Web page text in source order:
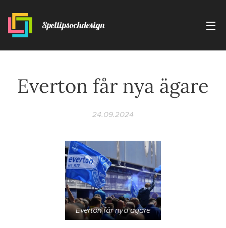
Speltipsochdesign
Everton får nya ägare
24.09.2024
Everton får nya ägare